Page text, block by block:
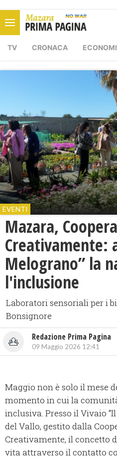
TV CRONACA
EVENTI
Mazara,
Creativamente:
Melograno” la
l'inclusione
Laboratori sensoriali per i
Bonsignore
Redazione Prima Pagina
09 Maggio 2026 12:41
Maggio non è solo il mese
momento in cui la
inclusiva. Presso il Vivaio
del Vallo, gestito dalla
Creativamente, il concetto
vita attraverso il contatto